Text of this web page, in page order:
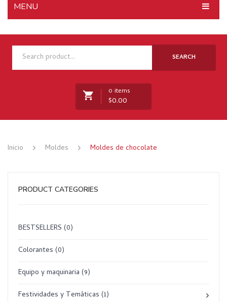
MENU
INICIO
NOSOTROS
TIENDA
CONTACTO
SEARCH
0 items
$0.00
Inicio
Moldes Moldes de chocolate
PRODUCT CATEGORIES
BESTSELLERS (0)
Colorantes (0)
Equipo y maquinaria (9)
Festividades y Temáticas (1)